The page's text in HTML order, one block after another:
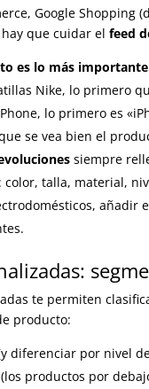
Google Shopping
que cuidar elfeed
es lo más
Nike, lo primero
lo primero es
se vea bien el
siempre
: color, talla, material,
añadir
te permiten
producto:
diferenciar por nivel
productos por